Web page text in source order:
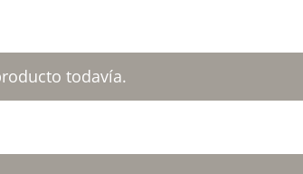
todavía.